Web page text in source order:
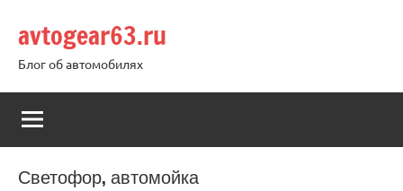
содержимому
avtogear63.ru
Блог об автомобилях
Светофор, автомойка